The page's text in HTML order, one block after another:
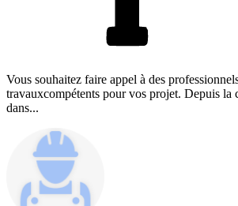
Vous souhaitez faire appel à des
travauxcompétents pour vos projet. Depuis la
dans...